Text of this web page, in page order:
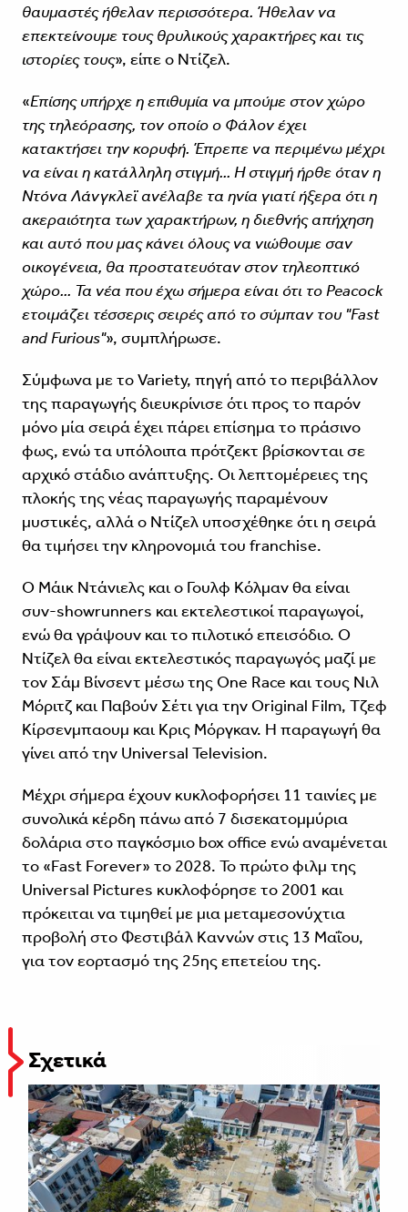
θαυμαστές ήθελαν περισσότερα. Ήθελαν να
επεκτείνουμε τους θρυλικούς χαρακτήρες και τις
ιστορίες τους», είπε ο Ντίζελ.
«Επίσης υπήρχε η επιθυμία να μπούμε στον χώρο
της τηλεόρασης, τον οποίο ο Φάλον έχει
κατακτήσει την κορυφή. Έπρεπε να περιμένω μέχρι
να είναι η κατάλληλη στιγμή... Η στιγμή ήρθε όταν η
Ντόνα Λάνγκλεϊ ανέλαβε τα ηνία γιατί ήξερα ότι η
ακεραιότητα των χαρακτήρων, η διεθνής απήχηση
και αυτό που μας κάνει όλους να νιώθουμε σαν
οικογένεια, θα προστατευόταν στον τηλεοπτικό
χώρο... Τα νέα που έχω σήμερα είναι ότι το Peacock
ετοιμάζει τέσσερις σειρές από το σύμπαν του "Fast
and Furious"», συμπλήρωσε.
Σύμφωνα με το Variety, πηγή από το περιβάλλον
της παραγωγής διευκρίνισε ότι προς το παρόν
μόνο μία σειρά έχει πάρει επίσημα το πράσινο
φως, ενώ τα υπόλοιπα πρότζεκτ βρίσκονται σε
αρχικό στάδιο ανάπτυξης. Οι λεπτομέρειες της
πλοκής της νέας παραγωγής παραμένουν
μυστικές, αλλά ο Ντίζελ υποσχέθηκε ότι η σειρά
θα τιμήσει την κληρονομιά του franchise.
Ο Μάικ Ντάνιελς και ο Γουλφ Κόλμαν θα είναι
συν-showrunners και εκτελεστικοί παραγωγοί,
ενώ θα γράψουν και το πιλοτικό επεισόδιο. Ο
Ντίζελ θα είναι εκτελεστικός παραγωγός μαζί με
τον Σάμ Βίνσεντ μέσω της One Race και τους Νιλ
Μόριτζ και Παβούν Σέτι για την Original Film, Τζεφ
Κίρσενμπαουμ και Κρις Μόργκαν. Η παραγωγή θα
γίνει από την Universal Television.
Μέχρι σήμερα έχουν κυκλοφορήσει 11 ταινίες με
συνολικά κέρδη πάνω από 7 δισεκατομμύρια
δολάρια στο παγκόσμιο box office ενώ αναμένεται
το «Fast Forever» το 2028. Το πρώτο φιλμ της
Universal Pictures κυκλοφόρησε το 2001 και
πρόκειται να τιμηθεί με μια μεταμεσονύχτια
προβολή στο Φεστιβάλ Καννών στις 13 Μαΐου,
για τον εορτασμό της 25ης επετείου της.
Σχετικά